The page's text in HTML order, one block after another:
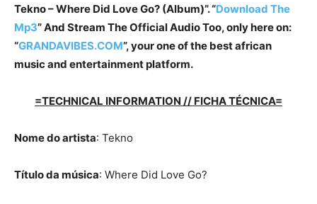
Tekno – Where Did Love Go? (Album)”. “Download The
Mp3”And Stream The Official Audio Too, only here on:
“GRANDAVIBES.COM”, your one of the best african
music and entertainment platform.
=TECHNICAL INFORMATION // FICHA TÉCNICA=
Nome do artista: Tekno
Título da música: Where Did Love Go?